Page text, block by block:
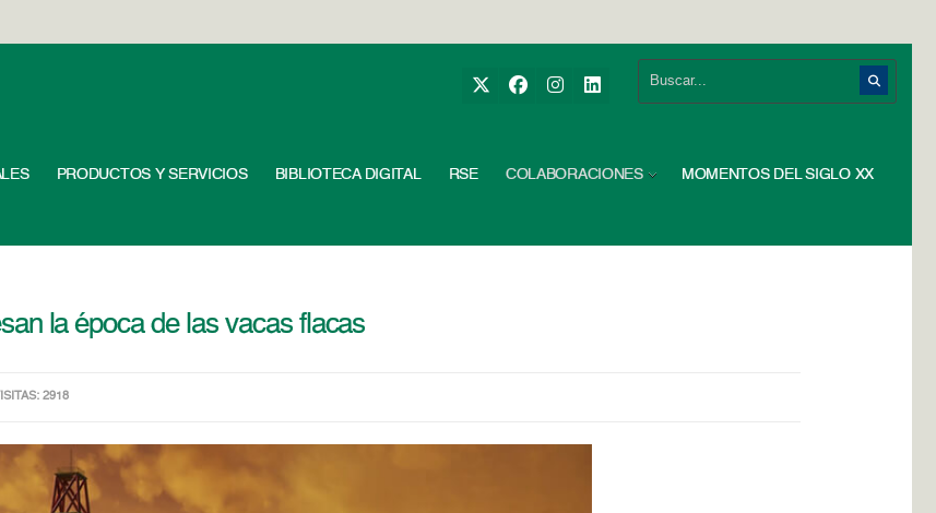
PRODUCTOS Y SERVICIOS BIBLIOTECA DIGITAL RSE COLABORACIONES MOMENTOS DEL SIGLO XX
la época de las vacas flacas
2918